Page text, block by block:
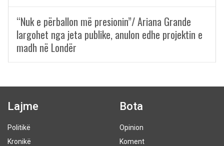
“Nuk e përballon më presionin”/ Ariana Grande
largohet nga jeta publike, anulon edhe projektin e
madh në Londër
Lajme
Politikë
Kronikë
Bota
Opinion
Koment